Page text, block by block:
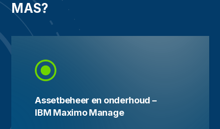
MAS?
Assetbeheer en onderhoud –
IBM Maximo Manage